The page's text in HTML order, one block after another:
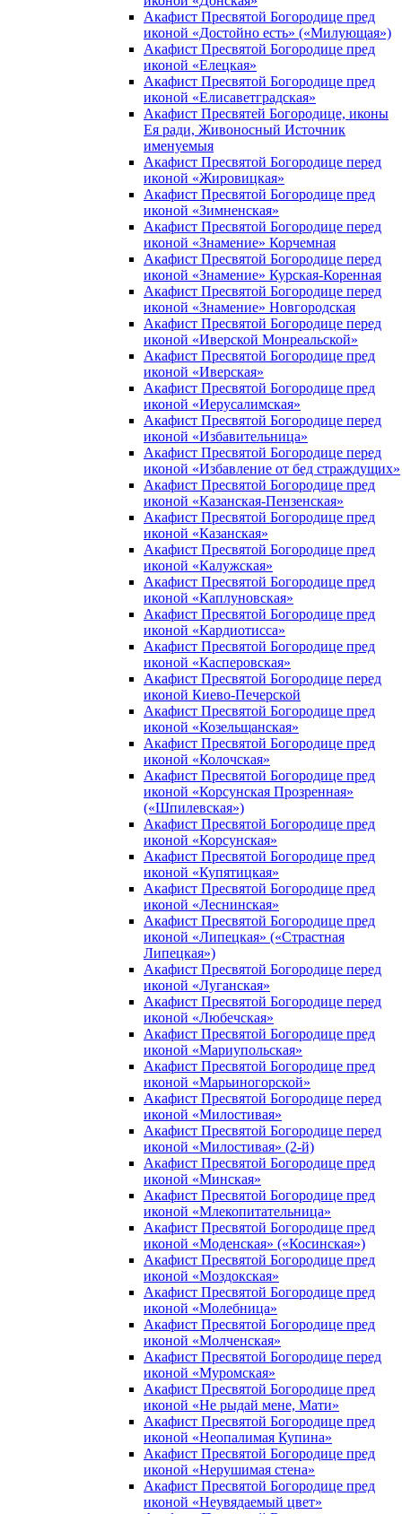
Акафист Пресвятой Богородице пред
иконой «Достойно есть» («Милующая»)
Акафист Пресвятой Богородице пред
иконой «Елецкая»
Акафист Пресвятой Богородице пред
иконой «Елисаветградская»
Акафист Пресвятей Богородице, иконы
Ея ради, Живоносный Источник
именуемыя
Акафист Пресвятой Богородице перед
иконой «Жировицкая»
Акафист Пресвятой Богородице пред
иконой «Зимненская»
Акафист Пресвятой Богородице перед
иконой «Знамение» Корчемная
Акафист Пресвятой Богородице перед
иконой «Знамение» Курская-Коренная
Акафист Пресвятой Богородице перед
иконой «Знамение» Новгородская
Акафист Пресвятой Богородице перед
иконой «Иверской Монреальской»
Акафист Пресвятой Богородице пред
иконой «Иверская»
Акафист Пресвятой Богородице пред
иконой «Иерусалимская»
Акафист Пресвятой Богородице перед
иконой «Избавительница»
Акафист Пресвятой Богородице перед
иконой «Избавление от бед страждущих»
Акафист Пресвятой Богородице пред
иконой «Казанская-Пензенская»
Акафист Пресвятой Богородице пред
иконой «Казанская»
Акафист Пресвятой Богородице пред
иконой «Калужская»
Акафист Пресвятой Богородице пред
иконой «Каплуновская»
Акафист Пресвятой Богородице пред
иконой «Кардиотисса»
Акафист Пресвятой Богородице пред
иконой «Касперовская»
Акафист Пресвятой Богородице перед
иконой Киево-Печерской
Акафист Пресвятой Богородице пред
иконой «Козельщанская»
Акафист Пресвятой Богородице пред
иконой «Колочская»
Акафист Пресвятой Богородице пред
иконой «Корсунская Прозренная»
(«Шпилевская»)
Акафист Пресвятой Богородице пред
иконой «Корсунская»
Акафист Пресвятой Богородице пред
иконой «Купятицкая»
Акафист Пресвятой Богородице пред
иконой «Леснинская»
Акафист Пресвятой Богородице пред
иконой «Липецкая» («Страстная
Липецкая»)
Акафист Пресвятой Богородице перед
иконой «Луганская»
Акафист Пресвятой Богородице перед
иконой «Любечская»
Акафист Пресвятой Богородице пред
иконой «Мариупольская»
Акафист Пресвятой Богородице пред
иконой «Марьиногорской»
Акафист Пресвятой Богородице перед
иконой «Милостивая»
Акафист Пресвятой Богородице перед
иконой «Милостивая» (2-й)
Акафист Пресвятой Богородице пред
иконой «Минская»
Акафист Пресвятой Богородице пред
иконой «Млекопитательница»
Акафист Пресвятой Богородице пред
иконой «Моденская» («Косинская»)
Акафист Пресвятой Богородице пред
иконой «Моздокская»
Акафист Пресвятой Богородице пред
иконой «Молебница»
Акафист Пресвятой Богородице пред
иконой «Молченская»
Акафист Пресвятой Богородице перед
иконой «Муромская»
Акафист Пресвятой Богородице пред
иконой «Не рыдай мене, Мати»
Акафист Пресвятой Богородице пред
иконой «Неопалимая Купина»
Акафист Пресвятой Богородице пред
иконой «Нерушимая стена»
Акафист Пресвятой Богородице пред
иконой «Неувядаемый цвет»